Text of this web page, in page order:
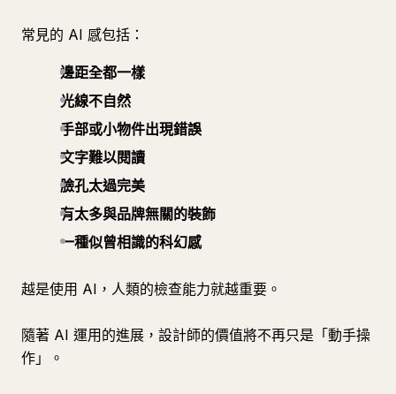
常見的 AI 感包括：
邊距全都一樣
光線不自然
手部或小物件出現錯誤
文字難以閱讀
臉孔太過完美
有太多與品牌無關的裝飾
一種似曾相識的科幻感
越是使用 AI，人類的檢查能力就越重要。
隨著 AI 運用的進展，設計師的價值將不再只是「動手操
作」。